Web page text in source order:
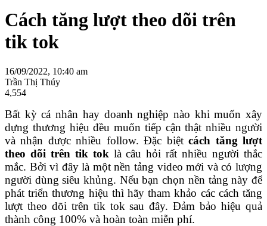
Cách tăng lượt theo dõi trên
tik tok
16/09/2022, 10:40 am
Trần Thị Thúy
4,554
Bất kỳ cá nhân hay doanh nghiệp nào khi muốn xây
dựng thương hiệu đều muốn tiếp cận thật nhiều người
và nhận được nhiều follow. Đặc biệtcách tăng lượt
theo dõi trên tik tok là câu hỏi rất nhiều người thắc
mắc. Bởi vì đây là một nền tảng video mới và có lượng
người dùng siêu khủng. Nếu bạn chọn nền tảng này để
phát triển thương hiệu thì hãy tham khảo các cách tăng
lượt theo dõi trên tik tok sau đây. Đảm bảo hiệu quả
thành công 100% và hoàn toàn miễn phí.